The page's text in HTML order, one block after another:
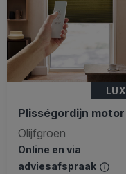
LUX
Plisségordijn motor
Olijfgroen
Online en via
adviesafspraak